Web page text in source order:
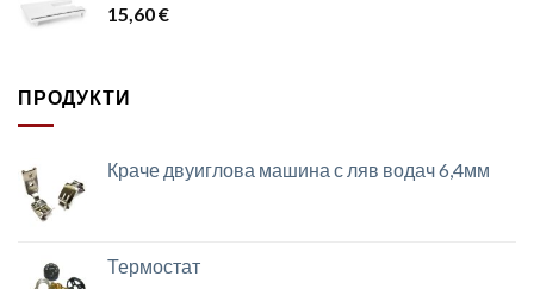
15,60€
ПРОДУКТИ
Краче двуиглова машина с ляв водач 6,4мм
Термостат